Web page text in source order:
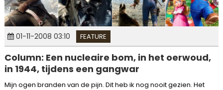
01-11-2008 03:10 FEATURE
Column: Een nucleaire bom, in het oerwoud,
in 1944, tijdens een gangwar
Mijn ogen branden van de pijn. Dit heb ik nog nooit gezien. Het